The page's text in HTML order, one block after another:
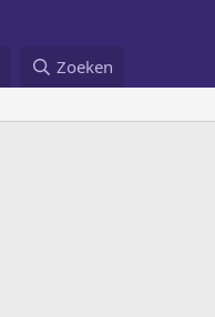
Zoeken